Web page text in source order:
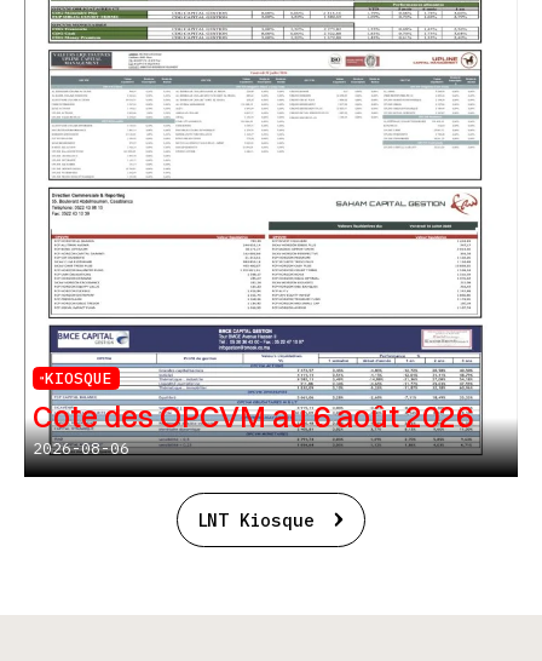
KIOSQUE
Cote des OPCVM au 6 août 2026
2026-08-06
LNT Kiosque